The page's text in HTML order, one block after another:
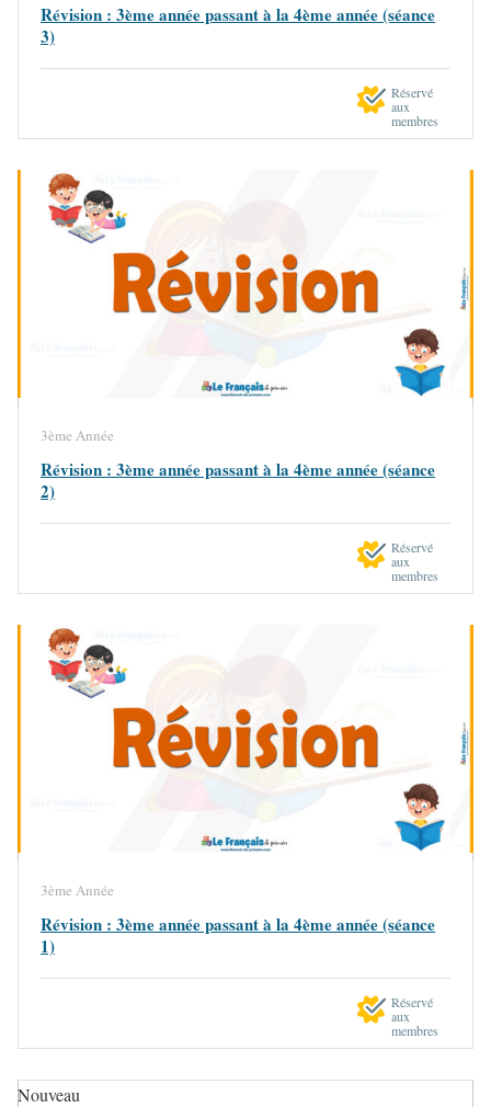
Révision : 3ème année passant à la 4ème année (séance
3)
Réservé
aux
membres
3ème Année
Révision : 3ème année passant à la 4ème année (séance
2)
Réservé
aux
membres
3ème Année
Révision : 3ème année passant à la 4ème année (séance
1)
Réservé
aux
membres
Nouveau